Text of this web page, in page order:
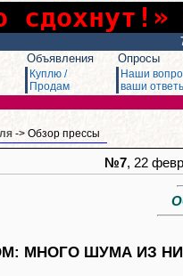
сдохнут!»
Объявления
Куплю /
Продам
Опросы
Наши
ваши
-> Обзор прессы
№7, 22
МНОГО ШУМА ИЗ